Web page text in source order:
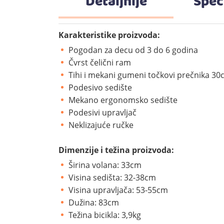
Karakteristike proizvoda:
Pogodan za decu od 3 do 6 godina
Čvrst čelični ram
Tihi i mekani gumeni točkovi prečnika
Podesivo sedište
Mekano ergonomsko sedište
Podesivi upravljač
Neklizajuće ručke
Dimenzije i težina proizvoda:
Širina volana: 33cm
Visina sedišta: 32-38cm
Visina upravljača: 53-55cm
Dužina: 83cm
Težina bicikla: 3,9kg